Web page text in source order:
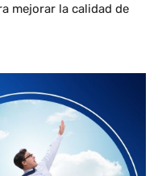
mejorar la calidad de